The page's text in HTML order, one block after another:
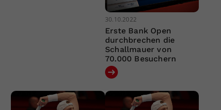
30.10.2022
Erste Bank Open
durchbrechen die
Schallmauer von
70.000 Besuchern